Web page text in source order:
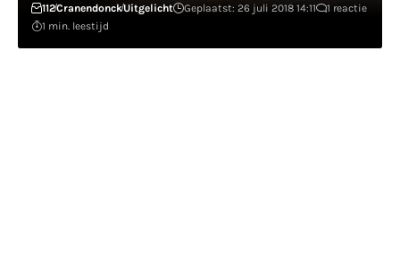
112CranendonckUitgelicht Geplaatst: 26 juli 2018 14:11
1 reactie
1 min. leestijd